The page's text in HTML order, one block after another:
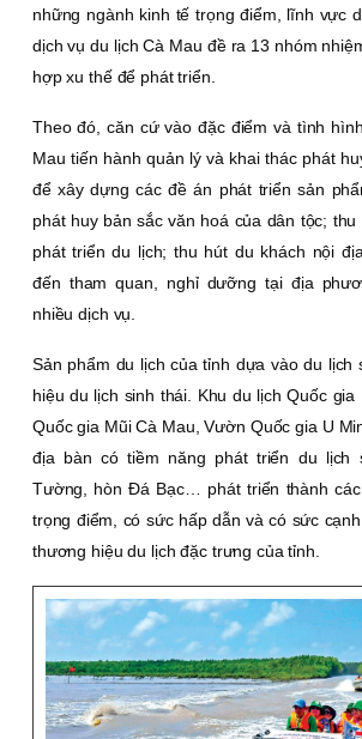
những ngành kinh tế trọng điểm, lĩnh vực
dịch vụ du lịch Cà Mau đề ra 13 nhóm
hợp xu thế để phát triển.
Theo đó, căn cứ vào đặc điểm và tình
Mau tiến hành quản lý và khai thác phát
để xây dựng các đề án phát triển sản
phát huy bản sắc văn hoá của dân tộc;
phát triển du lịch; thu hút du khách nội
đến tham quan, nghỉ dưỡng tại địa
nhiều dịch vụ.
Sản phẩm du lịch của tỉnh dựa vào du lịch
hiệu du lịch sinh thái. Khu du lịch Quốc
Quốc gia Mũi Cà Mau, Vườn Quốc gia U
địa bàn có tiềm năng phát triển du lịch
Tường, hòn Ðá Bạc… phát triển thành
trọng điểm, có sức hấp dẫn và có sức
thương hiệu du lịch đặc trưng của tỉnh.